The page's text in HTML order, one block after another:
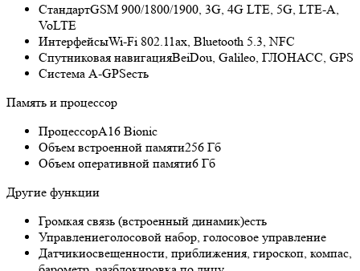
СтандартGSM 900/1800/1900, 3G, 4G LTE, 5G, LTE-A,
VoLTE
ИнтерфейсыWi-Fi 802.11ax, Bluetooth 5.3, NFC
Спутниковая навигацияBeiDou, Galileo, ГЛОНАСС, GPS
Cистема A-GPSесть
Память и процессор
ПроцессорA16 Bionic
Объем встроенной памяти256 Гб
Объем оперативной памяти6 Гб
Другие функции
Громкая связь (встроенный динамик)есть
Управлениеголосовой набор, голосовое управление
Датчикиосвещенности, приближения, гироскоп, компас,